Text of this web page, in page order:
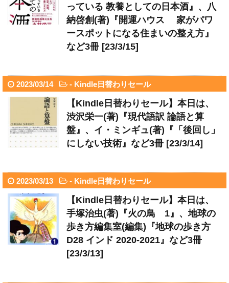
っている 教養としての日本酒』、八
納啓創(著)『開運ハウス 家がパワ
ースポットになる住まいの整え方』
など3冊 [23/3/15]
2023/03/14 - Kindle日替わりセール
【Kindle日替わりセール】本日は、
渋沢栄一(著)『現代語訳 論語と算
盤』、イ・ミンギュ(著)『「後回し」
にしない技術』など3冊 [23/3/14]
2023/03/13 - Kindle日替わりセール
【Kindle日替わりセール】本日は、
手塚治虫(著)『火の鳥 1』、地球の
歩き方編集室(編集)『地球の歩き方
D28 インド 2020-2021』など3冊
[23/3/13]